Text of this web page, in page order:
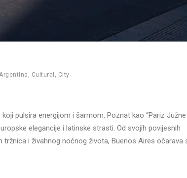
, Cultural , City
pulsira energijom i šarmom. Poznat kao “Pariz Južne
elegancije i latinske strasti. Od svojih povijesnih
i živahnog noćnog života, Buenos Aires očarava